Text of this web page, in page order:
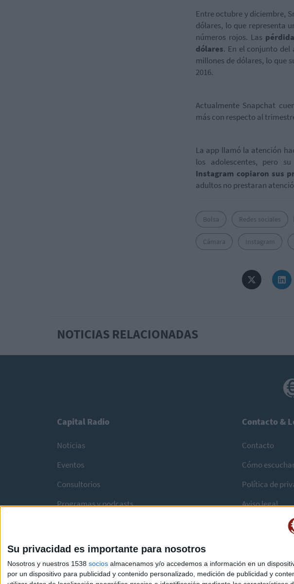
Su privacidad es importante para nosotros
Nosotros y nuestros 1538 socios almacenamos y/o accedemos a información en un
por un dispositivo para publicidad y contenido personalizado, medición de publicidad y
Entre octubre y diciembre,
dólares, lo que representa
números rojos. Las
dólares. En el conjunto del
millones de dólares, lo que
2016.
Actualmente Snapchat
más con respecto al
La app llamó la atención
los adolescentes, pero
Instagram copiaron sus
adultos no prestaran
Bolsa Redes sociales
Cámara Instagram
NOTICIAS RELACIONADAS
Capital Radio
Noticias
Eventos
Consultorios
Programas y podcasts
Contacto &
Contacto
Cómo
Política de
Aviso legal